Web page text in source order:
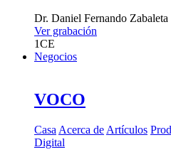
Dr. Daniel Fernando
Ver grabación
1CE
Negocios
VOCO
Casa Acerca de Artículos
Digital